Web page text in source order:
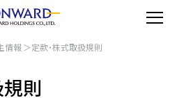
情報 定款・株式取扱規則
則